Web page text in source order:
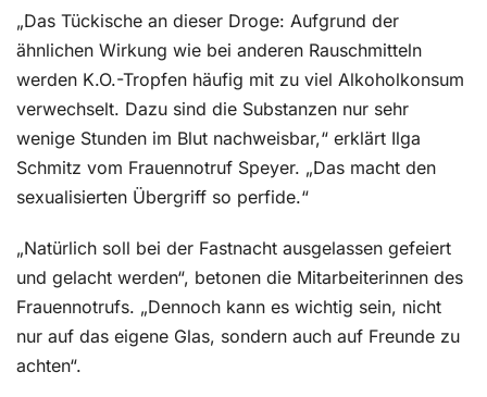
„Das Tückische an dieser Droge: Aufgrund der
ähnlichen Wirkung wie bei anderen Rauschmitteln
werden K.O.-Tropfen häufig mit zu viel Alkoholkonsum
verwechselt. Dazu sind die Substanzen nur sehr
wenige Stunden im Blut nachweisbar,“ erklärt Ilga
Schmitz vom Frauennotruf Speyer. „Das macht den
sexualisierten Übergriff so perfide.“
„Natürlich soll bei der Fastnacht ausgelassen gefeiert
und gelacht werden“, betonen die Mitarbeiterinnen des
Frauennotrufs. „Dennoch kann es wichtig sein, nicht
nur auf das eigene Glas, sondern auch auf Freunde zu
achten“.